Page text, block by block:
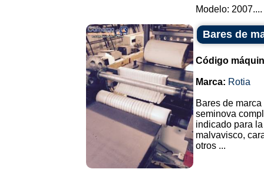
Modelo: 2007....
Bares de
Código
Marca: Rotia
Bares de
seminova
indicado para
malvavisco,
otros ...